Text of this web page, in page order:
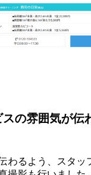
の雰囲気が伝
わるよう、スタッ